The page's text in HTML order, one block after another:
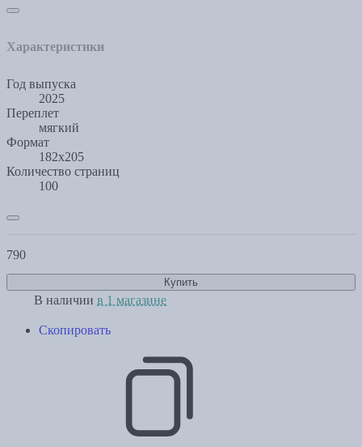
Характеристики
Год выпуска
2025
Переплет
мягкий
Формат
182х205
Количество страниц
100
790
Купить
В наличии в 1 магазине
Скопировать